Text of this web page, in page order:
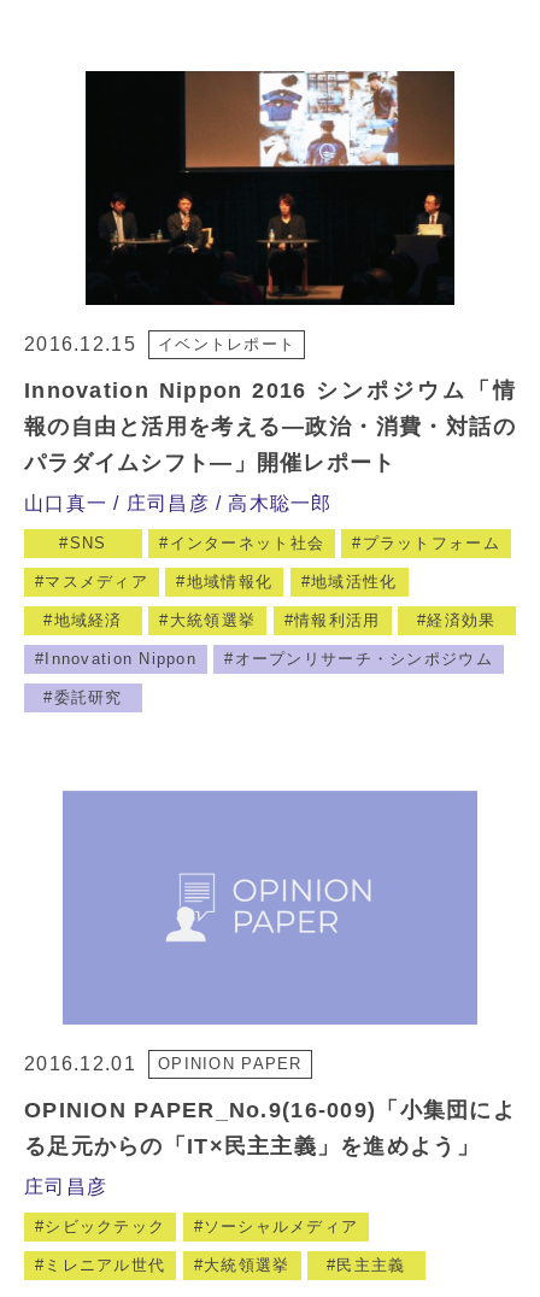
2016.12.15 イベントレポート
Innovation Nippon 2016 シンポジウム「情
報の自由と活用を考える―政治・消費・対話の
パラダイムシフト―」開催レポート
山口真一 庄司昌彦 高木聡一郎
SNS インターネット社会 プラットフォーム
マスメディア 地域情報化 地域活性化
地域経済 大統領選挙 情報利活用 経済効果
Innovation Nippon オープンリサーチ・シンポジウム
委託研究
2016.12.01 OPINION PAPER
OPINION PAPER_No.9(16-009)「小集団によ
る足元からの「IT×民主主義」を進めよう」
庄司昌彦
シビックテック ソーシャルメディア
ミレニアル世代 大統領選挙 民主主義